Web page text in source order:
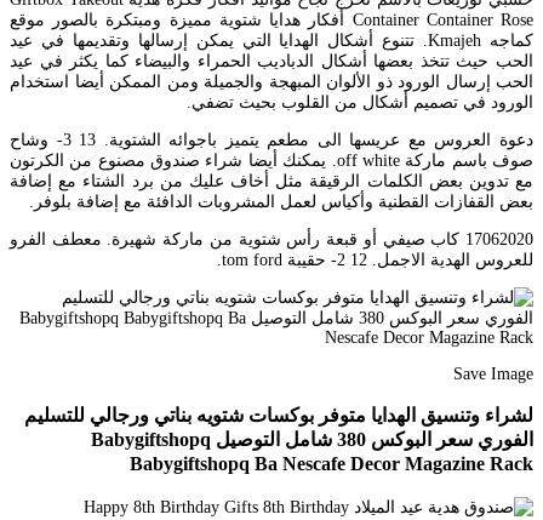
Container Container Rose أفكار هدايا شتوية مميزة ومبتكرة بالصور موقع
كماجه Kmajeh. تتنوع أشكال الهدايا التي يمكن إرسالها وتقديمها في عيد
الحب حيث تتخذ بعضها أشكال الدباديب الحمراء والبيضاء كما يكثر في عيد
الحب إرسال الورود ذو الألوان المبهجة والجميلة ومن الممكن أيضا استخدام
الورود في تصميم أشكال من القلوب بحيث تضفي.
دعوة العروس مع عريسها الى مطعم يتميز باجوائه الشتوية. 13 3- وشاح
صوف باسم ماركة off white. يمكنك أيضا شراء صندوق مصنوع من الكرتون
مع تدوين بعض الكلمات الرقيقة مثل أخاف عليك من برد الشتاء مع إضافة
بعض القفازات القطنية وأكياس لعمل المشروبات الدافئة مع إضافة بلوفر.
17062020 كاب صيفي أو قبعة رأس شتوية من ماركة شهيرة. معطف الفرو
للعروس الهدية الاجمل. 12 2- حقيبة tom ford.
Save Image
لشراء وتنسيق الهدايا متوفر بوكسات شتويه بناتي ورجالي للتسليم
الفوري سعر البوكس 380 شامل التوصيل Babygiftshopq
Babygiftshopq Ba Nescafe Decor Magazine Rack